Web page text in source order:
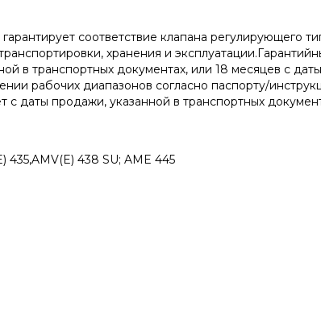
соответствие клапана регулирующего
хранения и
в транспортных документах, или 18 месяцев с
рабочих диапазонов согласно паспорту/
с даты продажи, указанной в транспортных
435,AMV(E) 438 SU; AME 445